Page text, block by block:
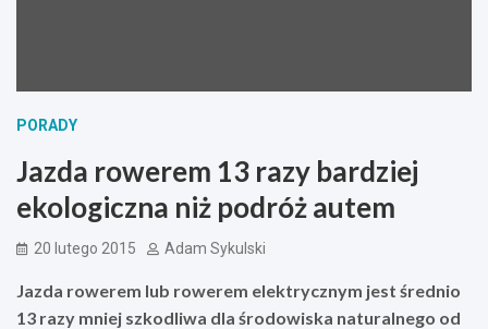
PORADY
Jazda rowerem 13 razy bardziej
ekologiczna niż podróż autem
20 lutego 2015 Adam Sykulski
Jazda rowerem lub rowerem elektrycznym jest średnio
13 razy mniej szkodliwa dla środowiska naturalnego od